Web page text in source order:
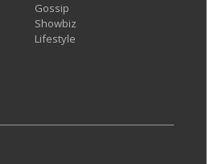
Gossip
Showbiz
Lifestyle